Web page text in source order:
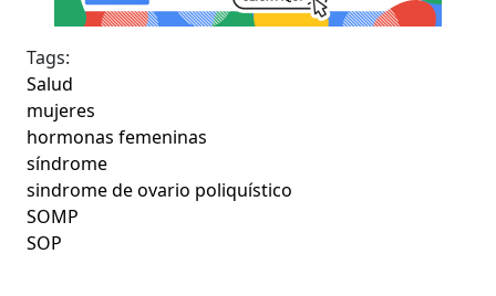
Tags:
Salud
mujeres
hormonas femeninas
síndrome
sindrome de ovario poliquístico
SOMP
SOP